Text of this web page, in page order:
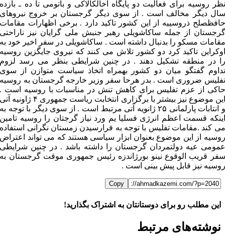
نظر روسیه برای فعالیت دو پایگاه آخالکالاکی و باتومی تا ده ـ بازده
سال دیگر مخالف است . از سوی دیگر گرجستان بر خروج نیروهای
حافظصلح ذروسییه از این کشور تاکید دارد . برخی اظهارات مقامات
گرجستان از جمله ساکاشویلی رهبر جنبش ملی گرایان نیز ناراحتی
مقامات مسکو را بدنبال داشته است . ساکاشویلی در سفر اخیر خود به
اوکراین تاکید کرد دو کشور تلاش می کنند که نیروی جایگزین روسیه
را در منطقه تشکیل دهند . در چنین شرایطی بنظر می رسد لزوم
تداوم گفتگو میان دو کشور بهمراه اتخاذ سیاست متوازن از سوی
تفلیس ضروری است . بدر هرحا سفر وزیر خارجه گرجستان به روسیه
حاکی از عزم تفلیس برای کاهش تنش در مناسبات با روسیه است .
این موضوع نیز بیشتر با برگزاری انتخابت ریاست جمهوری ۴ ژاونیه آتی
و انتابات پارلمانی ۲۵ ژانویه آتی مرتبط است . از سوی دیگر با توجه به
اینکه قسمت اعظم انرژی فسلیا یم ورد نیاز گرجتان را روسیه تامین
می کند .مقامات تفلیس با توجه به فرارسیدن زمستان نگرانی استفاده
روسیه از این موضوع بعنوان ابزار سیاسی هستند که می تواند اعتراض
عمومی عیه دولتمردان گرجستان را داشته باشد . در چنین شرایطی
سفر قریب الوقوع نینو بورژاندزه رئیس جمهوری موقت گرجستان به
روسیه نیز قابل پیش بینی است .
Copy
این مطلب رو برای دوستانتان به اشتراک بگذارید!
FacebookX
LinkedIn
WhatsApp
Telegram
ایمیل
نوشته‌‌های مرتبط